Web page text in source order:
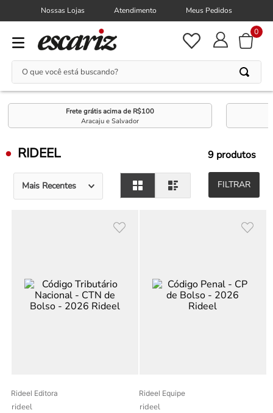
Nossas Lojas Atendimento Meus Pedidos
0
O que você está buscando?
Frete grátis acima de R$100
Aracaju e Salvador
RIDEEL 9 produtos
Mais Recentes FILTRAR
Rideel Editora
rideel
Rideel Equipe
rideel